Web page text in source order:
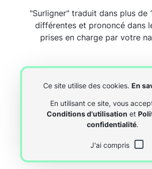
"Surligner" traduit dans plus de
différentes et prononcé dans
prises en charge par votre
Ce site utilise des cookies. En
En utilisant ce site, vous
Conditions d'utilisation et
confidentialité.
J'ai compris